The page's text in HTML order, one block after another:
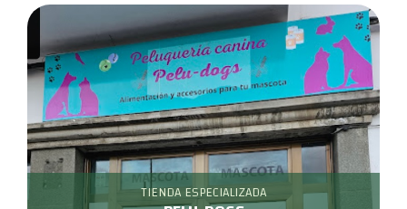
TIENDA ESPECIALIZADA